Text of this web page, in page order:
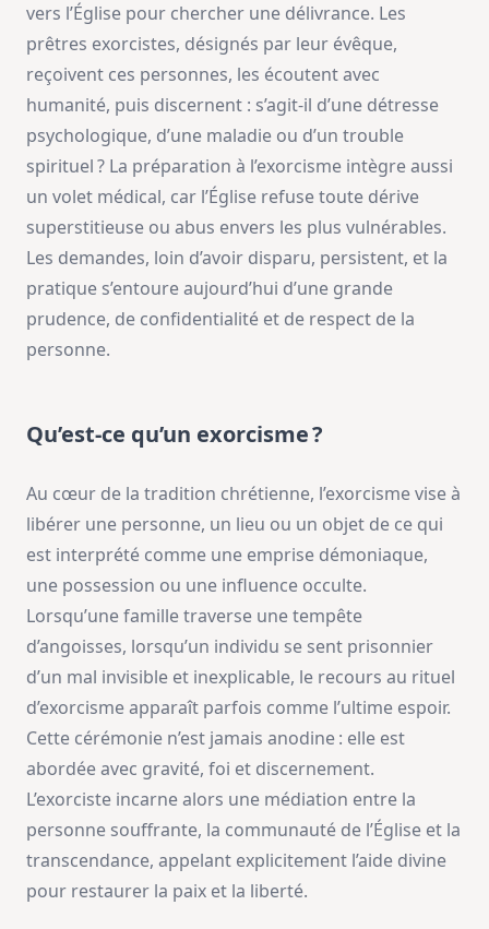
vers l’Église pour chercher une délivrance. Les
prêtres exorcistes, désignés par leur évêque,
reçoivent ces personnes, les écoutent avec
humanité, puis discernent : s’agit-il d’une détresse
psychologique, d’une maladie ou d’un trouble
spirituel ? La préparation à l’exorcisme intègre aussi
un volet médical, car l’Église refuse toute dérive
superstitieuse ou abus envers les plus vulnérables.
Les demandes, loin d’avoir disparu, persistent, et la
pratique s’entoure aujourd’hui d’une grande
prudence, de confidentialité et de respect de la
personne.
Qu’est-ce qu’un exorcisme ?
Au cœur de la tradition chrétienne, l’exorcisme vise à
libérer une personne, un lieu ou un objet de ce qui
est interprété comme une emprise démoniaque,
une possession ou une influence occulte.
Lorsqu’une famille traverse une tempête
d’angoisses, lorsqu’un individu se sent prisonnier
d’un mal invisible et inexplicable, le recours au rituel
d’exorcisme apparaît parfois comme l’ultime espoir.
Cette cérémonie n’est jamais anodine : elle est
abordée avec gravité, foi et discernement.
L’exorciste incarne alors une médiation entre la
personne souffrante, la communauté de l’Église et la
transcendance, appelant explicitement l’aide divine
pour restaurer la paix et la liberté.